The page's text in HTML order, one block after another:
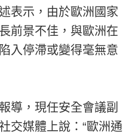
表示，由於歐洲國家
前景不佳，與歐洲在
入停滯或變得毫無意
導，現任安全會議副
交媒體上說：“歐洲通